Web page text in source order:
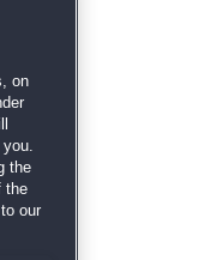
on
the
the
our